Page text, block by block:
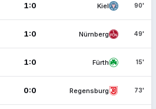
1:0 Kiel 90'
1:0 Nürnberg 49'
1:0 Fürth 15'
0:0 Regensburg 73'